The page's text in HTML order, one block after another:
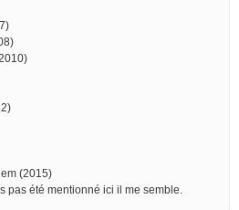
(2015)
pas été mentionné ici il me semble.